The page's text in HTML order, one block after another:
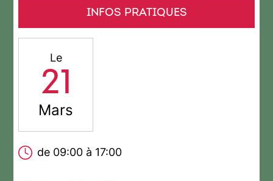
INFOS PRATIQUES
Le
21
Mars
de 09:00 à 17:00